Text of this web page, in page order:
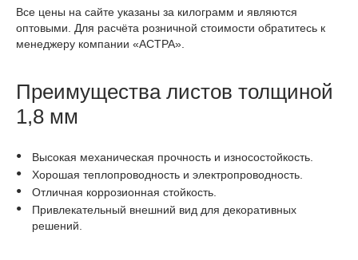
Все цены на сайте указаны за килограмм и являются
оптовыми. Для расчёта розничной стоимости обратитесь к
менеджеру компании «АСТРА».
Преимущества листов толщиной
1,8 мм
Высокая механическая прочность и износостойкость.
Хорошая теплопроводность и электропроводность.
Отличная коррозионная стойкость.
Привлекательный внешний вид для декоративных
решений.